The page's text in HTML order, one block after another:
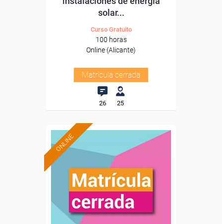
solar...
Curso Gratuito
100 horas
Online (Alicante)
Matrícula cerrada
26 25
ONLINE